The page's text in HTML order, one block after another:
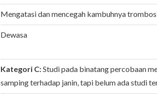
Mengatasi dan mencegah kambuhnya
Dewasa
Kategori C:Studi pada binatang percobaan
samping terhadap janin, tapi belum ada studi